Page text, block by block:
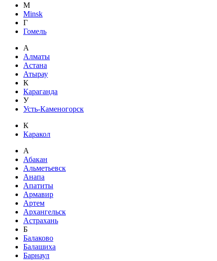
M
Minsk
Г
Гомель
А
Алматы
Астана
Атырау
К
Караганда
У
Усть-Каменогорск
К
Каракол
А
Абакан
Альметьевск
Анапа
Апатиты
Армавир
Артем
Архангельск
Астрахань
Б
Балаково
Балашиха
Барнаул